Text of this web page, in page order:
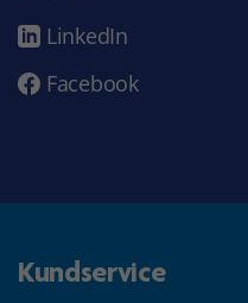
LinkedIn
Facebook
Kundservice